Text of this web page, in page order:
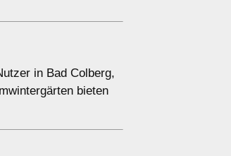
in Bad Colberg,
bieten